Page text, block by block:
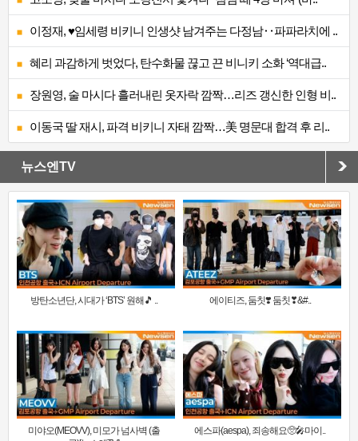
이정재, ♥임세령 비키니 인생샷 남겨주는 다정남‥파파라치에 ..
혜리 과감하게 벗었다, 탄수화물 끊고 끈 비니키 소화 ‘역대급..
장원영, 술 마시다 흘러내린 옷자락 깜짝…리즈 갱신한 인형 비..
이동국 딸 재시, 파격 비키니 자태 깜짝…美 명문대 합격 후 리..
뉴스엔TV
방탄소년단, 시대가 ‘BTS’ 원해🎵 .. 에이티즈, 둠칫❣️ 둠칫❣&#..
미야오(MEOVV), 미모가 넘사벽 (출
에스파(aespa), 죄송해요🥺🎤마이..